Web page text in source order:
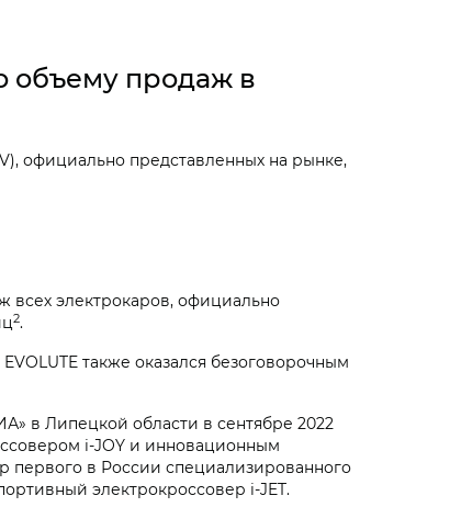
объему продаж в
официально представленных на рынке,
всех электрокаров, официально
2.
также оказался безоговорочным
в Липецкой области в сентябре 2022
i‑JOY и инновационным
первого в России специализированного
электрокроссовер i‑JET.